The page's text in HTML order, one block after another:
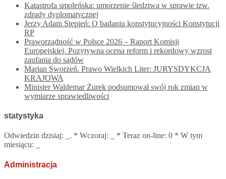
Katastrofa smoleńska: umorzenie śledztwa w sprawie tzw.
zdrady dyplomatycznej
Jerzy Adam Stępień: O badaniu konstytucyjności Konstytucji
RP
Praworządność w Polsce 2026 – Raport Komisji
Europejskiej. Pozytywna ocena reform i rekordowy wzrost
zaufania do sądów
Marian Sworzeń. Prawo Wielkich Liter: JURYSDYKCJA
KRAJOWA
Minister Waldemar Żurek podsumował swój rok zmian w
wymiarze sprawiedliwości
statystyka
Odwiedzin dzisiaj: . * Wczoraj:
* Teraz on-line: 0 * W tym
miesiącu:
Administracja